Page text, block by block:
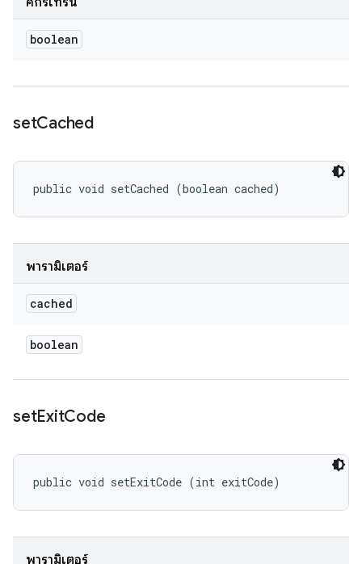
boolean
setCached
public void setCached (boolean cached)
พารามิเตอร์
cached
boolean
setExitCode
public void setExitCode (int exitCode)
พารามิเตอร์